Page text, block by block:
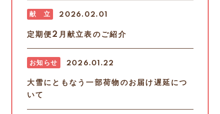
2026.02.01
献 立
定期便2月献立表のご紹介
2026.01.22
お知らせ
大雪にともなう一部荷物のお届け遅延につ
いて